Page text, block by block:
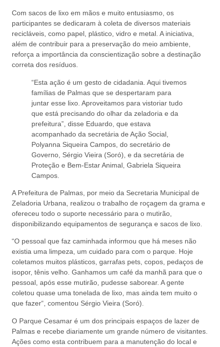
Com sacos de lixo em mãos e muito entusiasmo, os
participantes se dedicaram à coleta de diversos materiais
recicláveis, como papel, plástico, vidro e metal. A iniciativa,
além de contribuir para a preservação do meio ambiente,
reforça a importância da conscientização sobre a destinação
correta dos resíduos.
“Esta ação é um gesto de cidadania. Aqui tivemos
famílias de Palmas que se despertaram para
juntar esse lixo. Aproveitamos para vistoriar tudo
que está precisando do olhar da zeladoria e da
prefeitura”, disse Eduardo, que estava
acompanhado da secretária de Ação Social,
Polyanna Siqueira Campos, do secretário de
Governo, Sérgio Vieira (Soró), e da secretária de
Proteção e Bem-Estar Animal, Gabriela Siqueira
Campos.
A Prefeitura de Palmas, por meio da Secretaria Municipal de
Zeladoria Urbana, realizou o trabalho de roçagem da grama e
ofereceu todo o suporte necessário para o mutirão,
disponibilizando equipamentos de segurança e sacos de lixo.
“O pessoal que faz caminhada informou que há meses não
existia uma limpeza, um cuidado para com o parque. Hoje
coletamos muitos plásticos, garrafas pets, copos, pedaços de
isopor, tênis velho. Ganhamos um café da manhã para que o
pessoal, após esse mutirão, pudesse saborear. A gente
coletou quase uma tonelada de lixo, mas ainda tem muito o
que fazer“, comentou Sérgio Vieira (Soró).
O Parque Cesamar é um dos principais espaços de lazer de
Palmas e recebe diariamente um grande número de visitantes.
Ações como esta contribuem para a manutenção do local e